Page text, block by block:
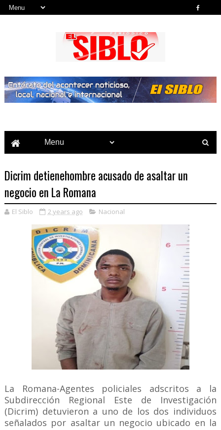
Dicrim detienehombre acusado de asaltar un
negocio en La Romana
El Siblo 2 years ago Nacional
La Romana-Agentes policiales adscritos a la
Subdirección Regional Este de Investigación
(Dicrim) detuvieron a uno de los dos individuos
señalados por asaltar un negocio ubicado en la